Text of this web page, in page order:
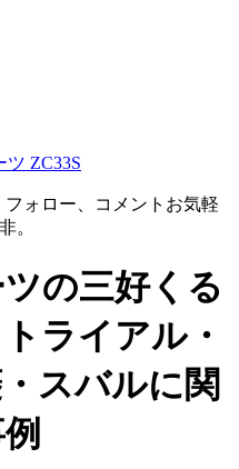
ZC33S
ォロー、コメントお気軽
。
の三好くる
ライアル・
スバルに関